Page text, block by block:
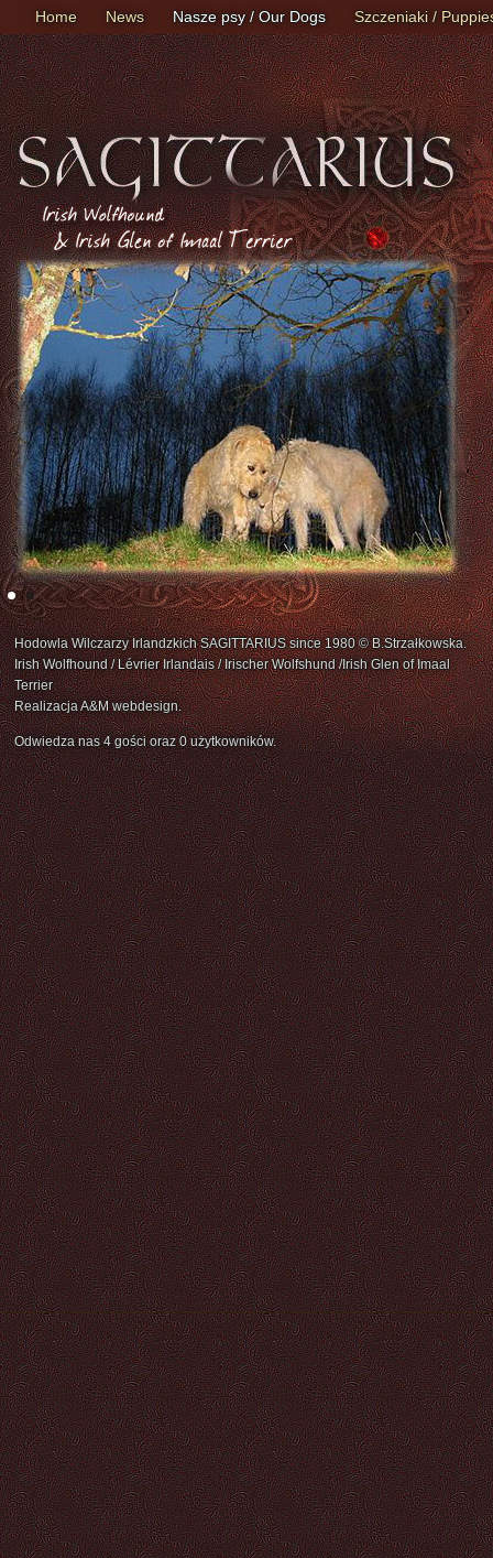
Home News Nasze psy / Our Dogs Szczeniaki /
Hodowla Wilczarzy Irlandzkich SAGITTARIUS since 1980 © B.Strzałkowska.
Irish Wolfhound / Lévrier Irlandais / Irischer Wolfshund /Irish Glen of Imaal
Terrier
Realizacja A&M webdesign.
Odwiedza nas 4 gości oraz 0 użytkowników.